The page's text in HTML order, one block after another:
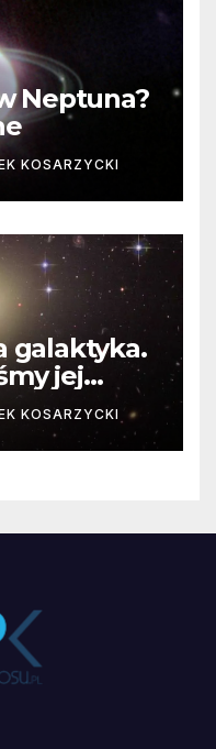
Neptuna?
KOSARZYCKI
galaktyka.
jej
KOSARZYCKI